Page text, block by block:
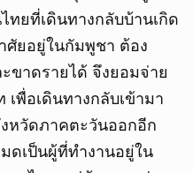
ทยที่เดินทางกลับบ้านเกิด
ยอยู่ในกัมพูชา ต้อง
ขาดรายได้ จึงยอมจ่าย
พื่อเดินทางกลับเข้ามา
หวัดภาคตะวันออกอีก
ดเป็นผู้ที่ทำงานอยู่ใน